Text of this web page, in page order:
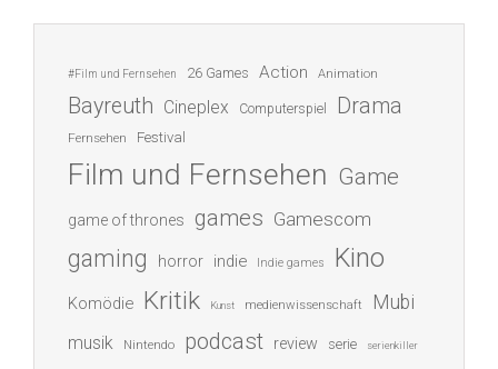
#Film und Fernsehen 26 Games Action Animation
Bayreuth Cineplex Computerspiel Drama
Fernsehen Festival
Film und Fernsehen Game
game of thrones games Gamescom
gaming horror indie Indie games Kino
Komödie Kritik Kunst medienwissenschaft Mubi
musik Nintendo podcast review serie serienkiller